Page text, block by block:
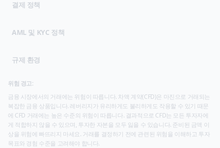
결제 정책
AML 및 KYC 정책
규제 환경
위험 경고:
금융 시장에서의 거래에는 위험이 따릅니다. 차액 계약(CFD)은 마진으로 거래되는
복잡한 금융 상품입니다. 레버리지가 유리하게도 불리하게도 작용할 수 있기 때문
에 CFD 거래에는 높은 수준의 위험이 따릅니다. 결과적으로 CFD는 모든 투자자에
게 적합하지 않을 수 있으며, 투자한 자본을 모두 잃을 수 있습니다. 준비된 금액 이
상을 위험에 빠뜨리지 마세요. 거래를 결정하기 전에 관련된 위험을 이해하고 투자
목표와 경험 수준을 고려해야 합니다.